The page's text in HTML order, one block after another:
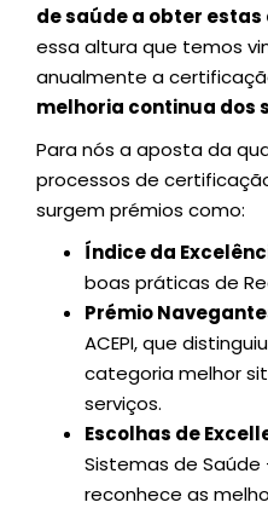
de saúde a obter
essa altura que temos
anualmente a
melhoria continua dos
Para nós a aposta da
processos de
surgem prémios como:
Índice da
boas práticas de
Prémio
ACEPI, que
categoria melhor
serviços.
Escolhas de
Sistemas de
reconhece as